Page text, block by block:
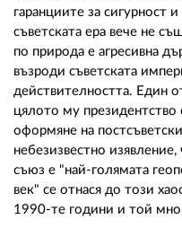
гаранциите за сигурност
съветската ера вече не
по природа е агресивна
възроди съветската
действителността. Един
цялото му президентство
оформяне на
небезизвестно
съюз е "най-голямата
век" се отнася до този
1990-те години и той